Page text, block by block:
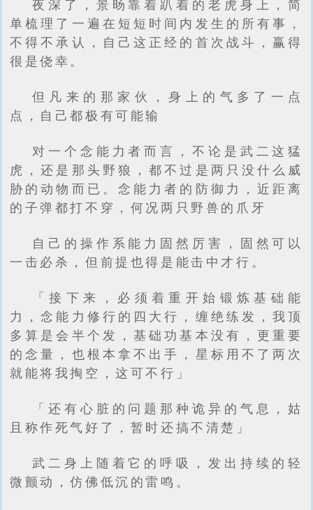
夜深了，景旸靠着趴着的老虎身上，简
单梳理了一遍在短短时间内发生的所有事，
不得不承认，自己这正经的首次战斗，赢得
很是侥幸。
但凡来的那家伙，身上的气多了一点
点，自己都极有可能输
对一个念能力者而言，不论是武二这猛
虎，还是那头野狼，都不过是两只没什么威
胁的动物而已。念能力者的防御力，近距离
的子弹都打不穿，何况两只野兽的爪牙
自己的操作系能力固然厉害，固然可以
一击必杀，但前提也得是能击中才行。
「接下来，必须着重开始锻炼基础能
力，念能力修行的四大行，缠绝练发，我顶
多算是会半个发，基础功基本没有，更重要
的念量，也根本拿不出手，星标用不了两次
就能将我掏空，这可不行」
「还有心脏的问题那种诡异的气息，姑
且称作死气好了，暂时还搞不清楚」
武二身上随着它的呼吸，发出持续的轻
微颤动，仿佛低沉的雷鸣。